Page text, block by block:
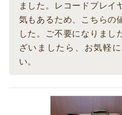
ました。レコードプレイ
気もあるため、こちらの
した。ご不要になりまし
ざいましたら、お気軽
い。